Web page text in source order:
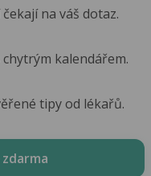
na váš dotaz.
kalendářem.
tipy od lékařů.